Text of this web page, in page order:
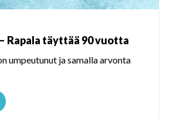
Rapala täyttää 90 vuotta
umpeutunut ja samalla arvonta